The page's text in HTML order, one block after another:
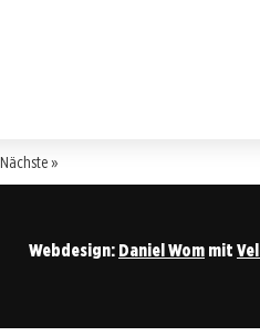
Nächste »
Webdesign: Daniel Wom mit